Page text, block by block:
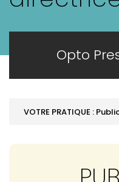
Opto
VOTRE PRATIQUE :